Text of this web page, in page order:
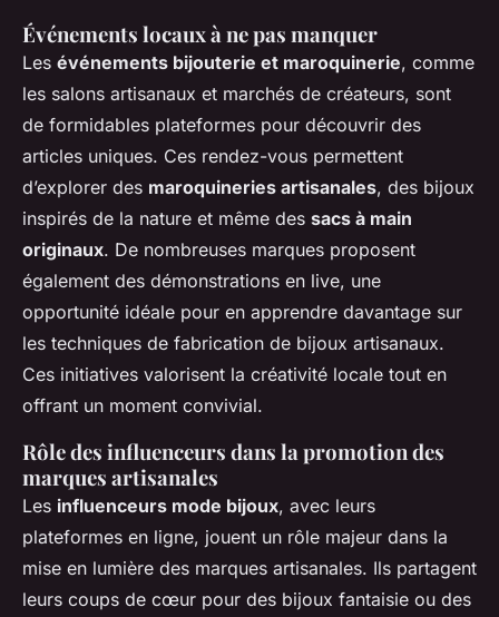
Événements locaux à ne pas manquer
Les événements bijouterie et maroquinerie, comme
les salons artisanaux et marchés de créateurs, sont
de formidables plateformes pour découvrir des
articles uniques. Ces rendez-vous permettent
d’explorer des maroquineries artisanales, des bijoux
inspirés de la nature et même des sacs à main
originaux. De nombreuses marques proposent
également des démonstrations en live, une
opportunité idéale pour en apprendre davantage sur
les techniques de fabrication de bijoux artisanaux.
Ces initiatives valorisent la créativité locale tout en
offrant un moment convivial.
Rôle des influenceurs dans la promotion des
marques artisanales
Les influenceurs mode bijoux, avec leurs
plateformes en ligne, jouent un rôle majeur dans la
mise en lumière des marques artisanales. Ils partagent
leurs coups de cœur pour des bijoux fantaisie ou des